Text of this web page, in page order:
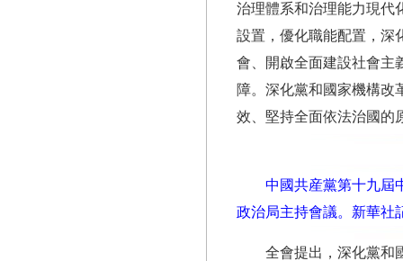
治理體系和治理能力現代
設置，優化職能配置，深
會、開啟全面建設社會主
障。深化黨和國家機構改
效、堅持全面依法治國的
中國共産黨第十九屆
政治局主持會議。 新華社
全會提出，深化黨和